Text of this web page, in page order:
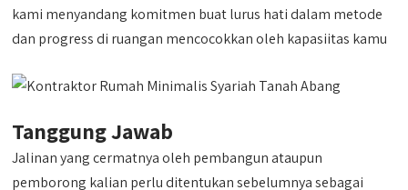
kami menyandang komitmen buat lurus hati dalam metode
dan progress di ruangan mencocokkan oleh kapasiitas kamu
Tanggung Jawab
Jalinan yang cermatnya oleh pembangun ataupun
pemborong kalian perlu ditentukan sebelumnya sebagai